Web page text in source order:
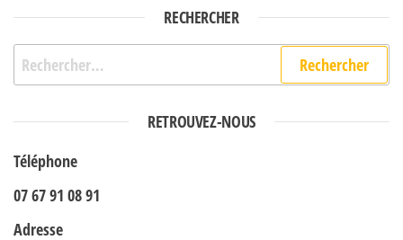
RECHERCHER
Rechercher :
RETROUVEZ-NOUS
Téléphone
07 67 91 08 91
Adresse